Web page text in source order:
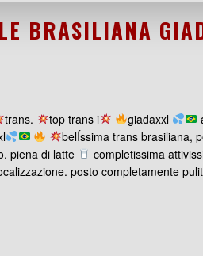
BRASILIANA
trans. top trans i giadaxxl
belÍssima trans brasiliana,
piena di latte
completissima
posto completamente